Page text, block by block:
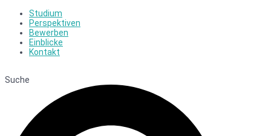
Studium
Perspektiven
Bewerben
Einblicke
Kontakt
Suche